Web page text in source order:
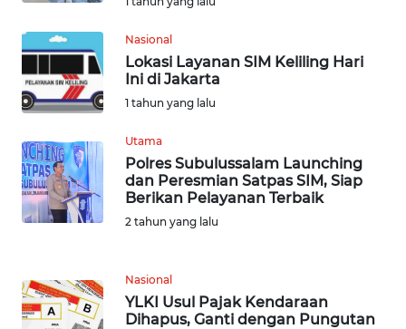
Nasional
Lokasi Layanan SIM Keliling Hari
Ini di Jakarta
1 tahun yang lalu
Utama
Polres Subulussalam Launching
dan Peresmian Satpas SIM, Siap
Berikan Pelayanan Terbaik
2 tahun yang lalu
Nasional
YLKI Usul Pajak Kendaraan
Dihapus, Ganti dengan Pungutan
KAMI
MEDIA
SIBER
REDAKSI
DISCLAIMER